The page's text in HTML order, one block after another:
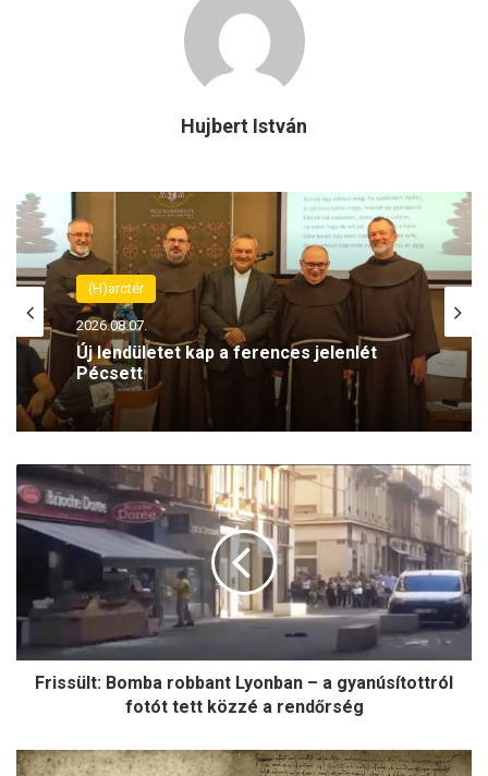
Hujbert István
(H)arctér
2026.08.07.
Új lendületet kap a ferences jelenlét
Pécsett
(H)arctér
2026.08.07.
Törvénytelenség? Rétvári Bence
szerint lebukott a Szociális és
Családügyi Minisztérium
F
r
i
:
b
Frissült: Bomba robbant Lyonban – a gyanúsítottról
fotót tett közzé a rendőrség
V